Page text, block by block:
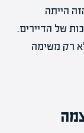
הייתה
של הדיירים.
לא רק משימה